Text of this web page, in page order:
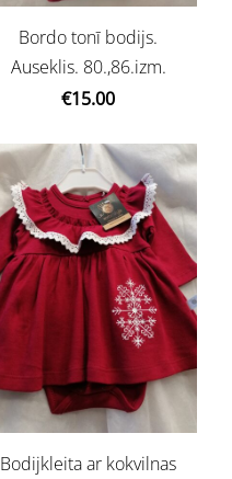
Bordo tonī bodijs.
Auseklis. 80.,86.izm.
€15.00
Bodijkleita ar kokvilnas